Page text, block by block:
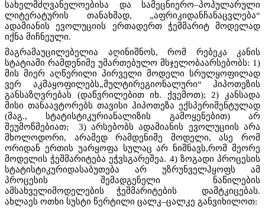
სახელმძღვანელოებისა და სამეცნიერო–პოპულარული
ლიტერატურის თანახმად, „აფრიკიდანჩანაცვლება“
ადამიანის ევოლუციის ერთადერთ ჭეშმარიტ მოდელად
იქნა მიჩნეული.
მაგრამაუცილებელია აღინიშნოს, რომ რებეკა კანის
სტატიაში რამდენიმე უმართებულო მსჯელობაარსებობს: 1)
მის მიერ აღწერილი პირველი მოდელი სრულყოფილად
ვერ აკმაყოფილებს„მულტირეგიონალური“ ჰიპოთეზის
განსაზღვრებას (დაწვრილებით იხ. ქვემოთ); 2) კანსადა
მისი თანაავტორებს თავისი ჰიპოთეზა ექსპერიმენტულად
(მაგ., სტატისტიკურიანალიზის გამოყენებით) არ
შეუმოწმებიათ; 3) არსებობს ადამიანის ევოლუციის არა
მხოლოდორი, არამედ რამდენიმე მოდელი, ასე რომ
ორიდან ერთის უარყოფა სულაც არ ნიშნავს,რომ მეორე
მოდელის ჭეშმარიტება ეჭვსგარეშეა. 4) ზოგადი პროცესის
სტატისტიკურიდასაბუთება არ უზრუნველჰყოფს ამ
პროცესის შემადგენელი ნაწილების
ამსახველიმოდელების ჭეშმარიტების დამტკიცებას.
ახლაეს ოთხი სუსტი წერტილი ცალკ–ცალკე განვიხილოთ: